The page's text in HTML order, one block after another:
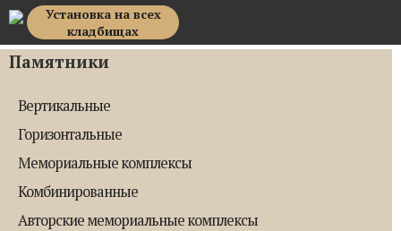
Top Memorial
Установка на всех
кладбищах
Памятники
Вертикальные
Горизонтальные
Мемориальные комплексы
Комбинированные
Авторские мемориальные комплексы